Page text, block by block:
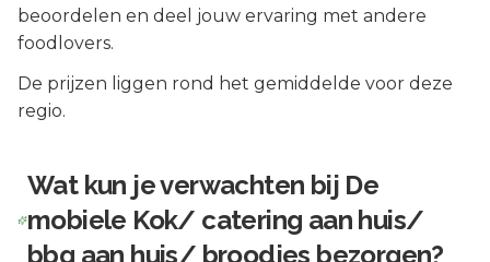
beoordelen en deel jouw ervaring met andere
foodlovers.
De prijzen liggen rond het gemiddelde voor deze
regio.
Wat kun je verwachten bij De
mobiele Kok/ catering aan huis/
bbq aan huis/ broodjes bezorgen?